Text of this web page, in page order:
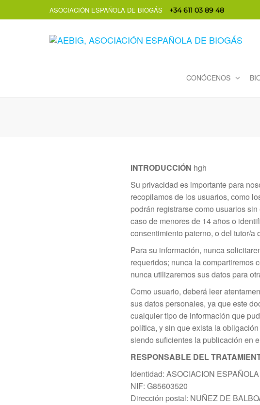
ASOCIACIÓN ESPAÑOLA DE BIOGÁS +34 611 03 89 48
CONÓCENOS
INTRODUCCIÓN hgh
Su privacidad es importante para
recopilamos de los usuarios, como
podrán registrarse como usuarios
caso de menores de 14 años o
consentimiento paterno, o del tutor/a
Para su información, nunca
requeridos; nunca la compartiremos
nunca utilizaremos sus datos para
Como usuario, deberá leer
sus datos personales, ya que este
cualquier tipo de información que
política, y sin que exista la
siendo suficientes la publicación en
RESPONSABLE DEL
Identidad: ASOCIACION
NIF: G85603520
Dirección postal: NUÑEZ DE